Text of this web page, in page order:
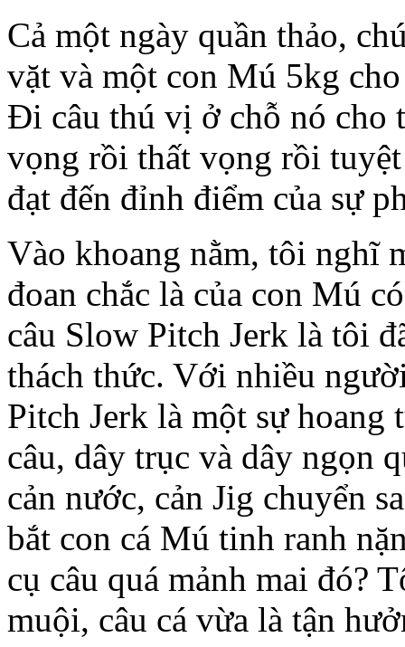
Cả một ngày quần thảo,
vặt và một con Mú 5kg
Đi câu thú vị ở chỗ nó cho
vọng rồi thất vọng rồi
đạt đến đỉnh điểm của sự
Vào khoang nằm, tôi nghĩ
đoan chắc là của con Mú
câu Slow Pitch Jerk là tôi
thách thức. Với nhiều
Pitch Jerk là một sự hoang
câu, dây trục và dây ngọn
cản nước, cản Jig chuyển
bắt con cá Mú tinh ranh
cụ câu quá mảnh mai đó?
muội, câu cá vừa là tận